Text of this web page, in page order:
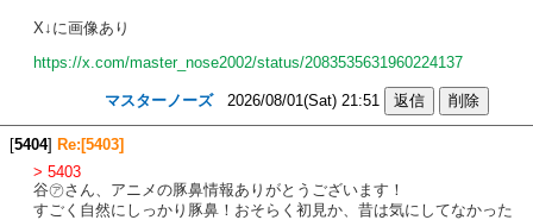
X↓に画像あり
https://x.com/master_nose2002/status/2083535631960224137
マスターノーズ2026/08/01(Sat) 21:51
[5404] Re:[5403]
> 5403
谷㋐さん、アニメの豚鼻情報ありがとうございます！
すごく自然にしっかり豚鼻！おそらく初見か、昔は気にしてなかった